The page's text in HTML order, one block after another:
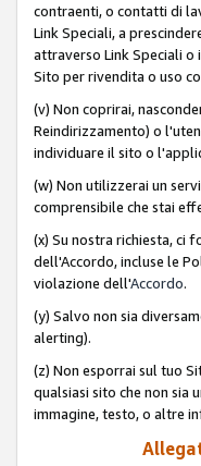
contraenti, o contatti di
Link Speciali, a
attraverso Link Speciali
Sito per rivendita o uso
(v) Non coprirai,
Reindirizzamento) o
individuare il sito o
(w) Non utilizzerai un
comprensibile che stai
(x) Su nostra richiesta, ci
dell'Accordo, incluse le
violazione dell'Accordo.
(y) Salvo non sia
alerting).
(z) Non esporrai sul tuo
qualsiasi sito che non
immagine, testo, o altre